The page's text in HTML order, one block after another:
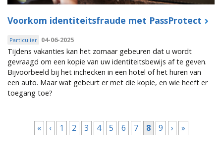
Voorkom identiteitsfraude met PassProtect
Particulier 04-06-2025
Tijdens vakanties kan het zomaar gebeuren dat u wordt
gevraagd om een kopie van uw identiteitsbewijs af te geven.
Bijvoorbeeld bij het inchecken in een hotel of het huren van
een auto. Maar wat gebeurt er met die kopie, en wie heeft er
toegang toe?
Pagina's« ‹ 1 2 3 4 5 6 7 8 9 › »